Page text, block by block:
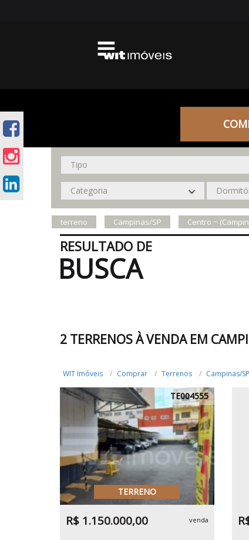
terreno Campinas/SP Centro ~
RESULTADO DE
BUSCA
2 TERRENOS À VENDA EM
WIT Imóveis Comprar Terrenos Campinas/SP
TE004555
TERRENO
R$ 1.150.000,00 venda